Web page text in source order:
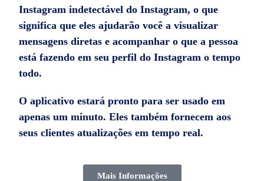
Instagram indetectável do Instagram, o que
significa que eles ajudarão você a visualizar
mensagens diretas e acompanhar o que a pessoa
está fazendo em seu perfil do Instagram o tempo
todo.
O aplicativo estará pronto para ser usado em
apenas um minuto. Eles também fornecem aos
seus clientes atualizações em tempo real.
Mais Informações